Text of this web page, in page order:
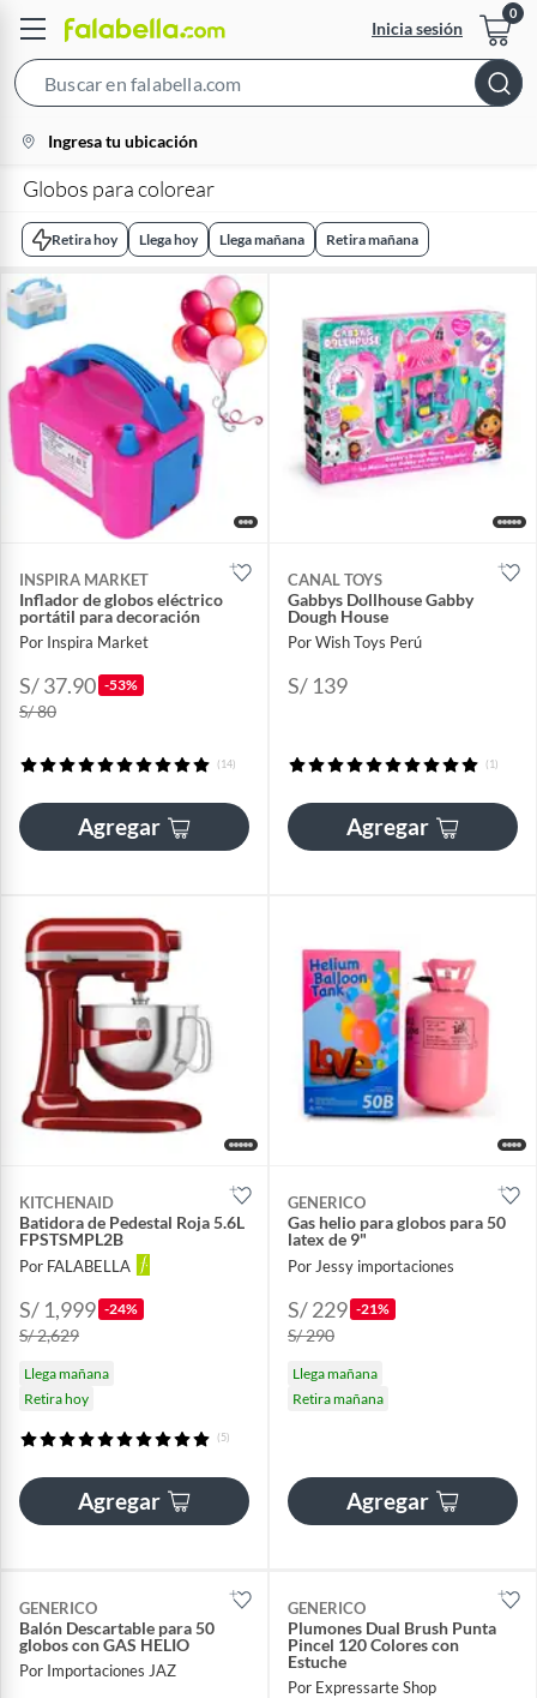
Inicia sesión
Bar
location-
icon
Ingresa tu ubicación
Globos para colorear
Retira hoy Llega hoy Llega mañana Retira mañana
INSPIRA MARKET
Inflador de globos eléctrico
portátil para decoración
Por Inspira Market
S/ 37.90 -53%
S/ 80
(14)
Agregar
CANAL TOYS
Gabbys Dollhouse Gabby
Dough House
Por Wish Toys Perú
S/ 139
(1)
Agregar
KITCHENAID
Batidora de Pedestal Roja 5.6L
FPSTSMPL2B
Por FALABELLA
S/ 1,999 -24%
S/ 2,629
Llega mañana
Retira hoy
(5)
Agregar
GENERICO
Gas helio para globos para 50
latex de 9"
Por Jessy importaciones
S/ 229 -21%
S/ 290
Llega mañana
Retira mañana
Agregar
GENERICO
Balón Descartable para 50
globos con GAS HELIO
Por Importaciones JAZ
GENERICO
Plumones Dual Brush Punta
Pincel 120 Colores con
Estuche
Por Expressarte Shop